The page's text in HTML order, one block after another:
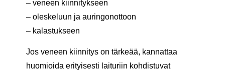
– veneen kiinnitykseen
– oleskeluun ja auringonottoon
– kalastukseen
Jos veneen kiinnitys on tärkeää, kannattaa
huomioida erityisesti laituriin kohdistuvat